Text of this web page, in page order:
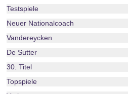
Testspiele
Neuer Nationalcoach
Vandereycken
De Sutter
30. Titel
Topspiele